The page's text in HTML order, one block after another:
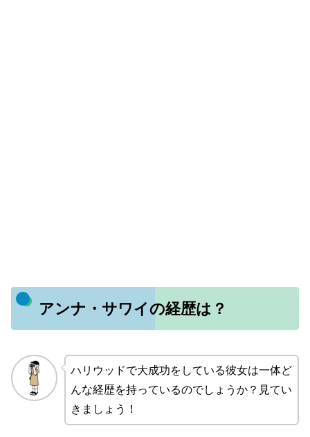
アンナ・サワイの経歴は？
ハリウッドで大成功をしている彼女は一体ど
んな経歴を持っているのでしょうか？見てい
きましょう！